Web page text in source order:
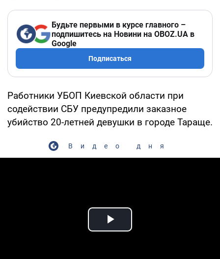
Будьте первыми в курсе главного –
подпишитесь на Новини на OBOZ.UA в
Google
Подписаться
Работники УБОП Киевской области при
содействии СБУ предупредили заказное
убийство 20-летней девушки в городе Тараще.
Видео дня
Play Video